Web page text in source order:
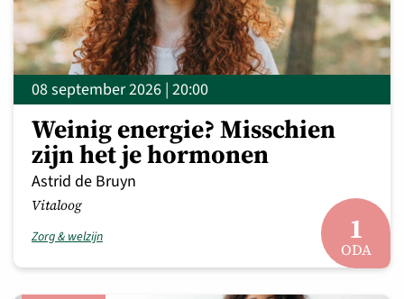
08 september 2026 | 20:00
Weinig energie? Misschien
zijn het je hormonen
Astrid de Bruyn
Vitaloog
Zorg & welzijn 1
ODA